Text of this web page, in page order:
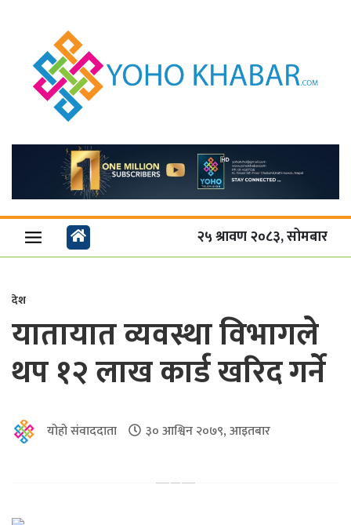
२५ श्रावण २०८३, सोमबार
देश
यातायात व्यवस्था विभागले
थप १२ लाख कार्ड खरिद गर्ने
योहो संवाददाता ३० आश्विन २०७९, आइतबार